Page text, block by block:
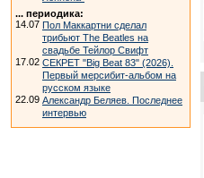
... периодика:
14.07 Пол Маккартни сделал
трибьют The Beatles на
свадьбе Тейлор Свифт
17.02 СЕКРЕТ "Big Beat 83" (2026).
Первый мерсибит-альбом на
русском языке
22.09 Александр Беляев. Последнее
интервью